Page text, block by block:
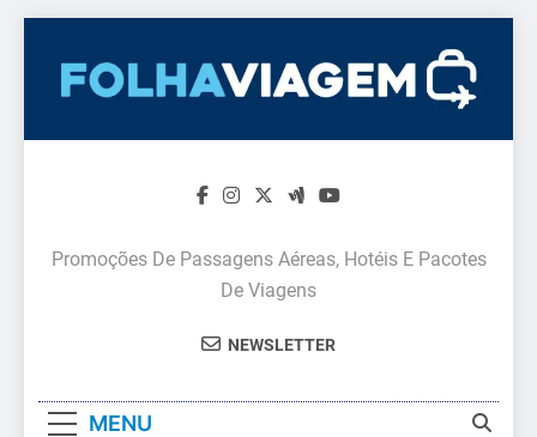
content
Promoções De Passagens Aéreas, Hotéis E Pacotes
De Viagens
NEWSLETTER
MENU